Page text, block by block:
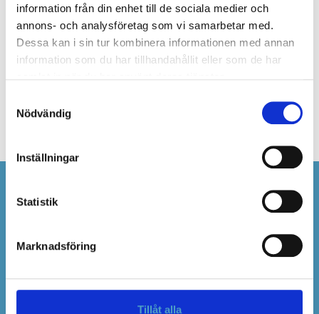
information från din enhet till de sociala medier och
annons- och analysföretag som vi samarbetar med.
Dessa kan i sin tur kombinera informationen med annan
information som du har tillhandahållit eller som de har
Nödvändig
Inställningar
Statistik
Marknadsföring
Tillåt alla
Trafikmärke F24 Färdriktning vid omledning,
hänvisning. Normalstorlek, plast
0427653
08-124 563 84